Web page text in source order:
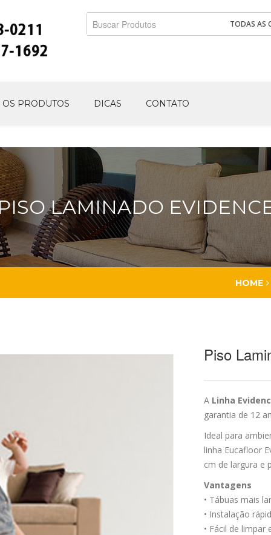
TODAS AS
OS PRODUTOS DICAS CONTATO
LAMINADO
HOME
Piso
A Linha
garantia de 12
Ideal para
linha Eucafloor
cm de largura e
Vantagens
• Tábuas mais
• Instalação
• Fácil de limpar